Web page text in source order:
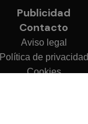
Publicidad
Contacto
Aviso legal
Política de privacidad
Cookies